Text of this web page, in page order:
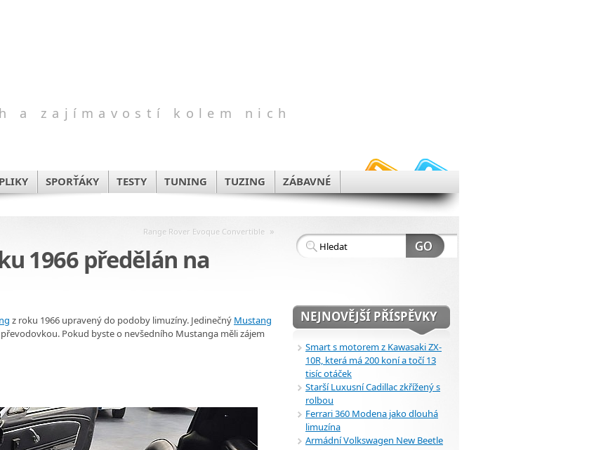
a zajímavostí kolem nich
SPORŤÁKY TESTY TUNING TUZING ZÁBAVNÉ
Range Rover Evoque Convertible »
1966 předělán na
z roku 1966 upravený do podoby limuzíny. Jedinečný Mustang
Pokud byste o nevšedního Mustanga měli zájem
NEJNOVĚJŠÍ PŘÍSPĚVKY
Smart s motorem z Kawasaki ZX-
10R, která má 200 koní a točí 13
tisíc otáček
Starší Luxusní Cadillac zkřížený s
rolbou
Ferrari 360 Modena jako dlouhá
limuzína
Armádní Volkswagen New Beetle